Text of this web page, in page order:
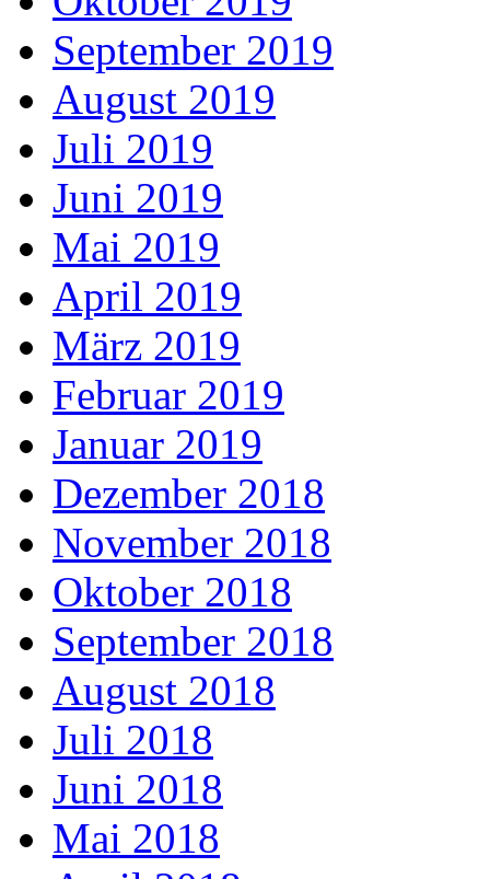
September 2019
August 2019
Juli 2019
Juni 2019
Mai 2019
April 2019
März 2019
Februar 2019
Januar 2019
Dezember 2018
November 2018
Oktober 2018
September 2018
August 2018
Juli 2018
Juni 2018
Mai 2018